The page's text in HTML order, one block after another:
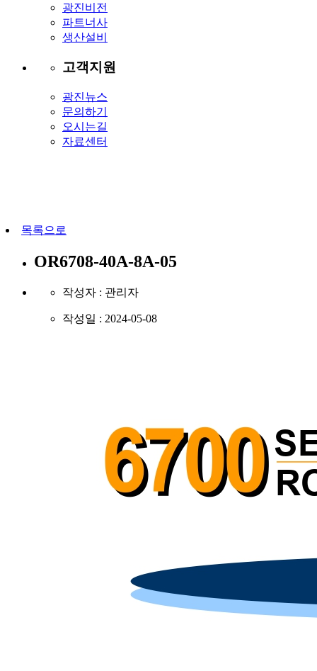
광진비전
파트너사
생산설비
고객지원
광진뉴스
문의하기
오시는길
자료센터
목록으로
OR6708-40A-8A-05
작성자 : 관리자
작성일 : 2024-05-08